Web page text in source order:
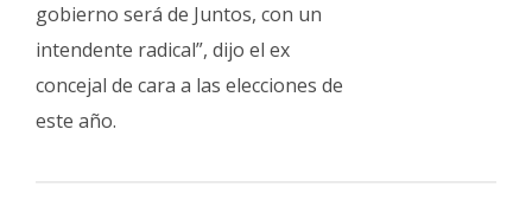
gobierno será de Juntos, con un
intendente radical”, dijo el ex
concejal de cara a las elecciones de
este año.